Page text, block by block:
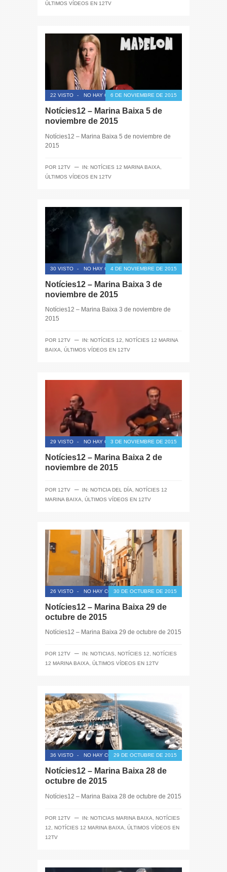
ÚLTIMOS VÍDEOS EN 12TV
22 VISTO - NO HAY COMENTARIOS
6 DE NOVIEMBRE DE 2015
Notícies12 – Marina Baixa 5 de
noviembre de 2015
Notícies12 – Marina Baixa 5 de noviembre de
2015
POR 12TV ─ IN: NOTÍCIES 12 MARINA BAIXA
ÚLTIMOS VÍDEOS EN 12TV
30 VISTO - NO HAY COMENTARIOS
4 DE NOVIEMBRE DE 2015
Notícies12 – Marina Baixa 3 de
noviembre de 2015
Notícies12 – Marina Baixa 3 de noviembre de
2015
POR 12TV ─ IN: NOTÍCIES 12
NOTÍCIES 12 MARINA
BAIXA
ÚLTIMOS VÍDEOS EN 12TV
29 VISTO - NO HAY COMENTARIOS
3 DE NOVIEMBRE DE 2015
Notícies12 – Marina Baixa 2 de
noviembre de 2015
POR 12TV ─ IN: NOTICIA DEL DÍA
NOTÍCIES 12
MARINA BAIXA
ÚLTIMOS VÍDEOS EN 12TV
26 VISTO - NO HAY COMENTARIOS30 DE OCTUBRE DE 2015
Notícies12 – Marina Baixa 29 de
octubre de 2015
Notícies12 – Marina Baixa 29 de octubre de 2015
POR 12TV ─ IN: NOTICIAS, NOTÍCIES 12, NOTÍCIES
12 MARINA BAIXA, ÚLTIMOS VÍDEOS EN 12TV
36 VISTO - NO HAY COMENTARIOS29 DE OCTUBRE DE 2015
Notícies12 – Marina Baixa 28 de
octubre de 2015
Notícies12 – Marina Baixa 28 de octubre de 2015
POR 12TV ─ IN: NOTICIAS MARINA BAIXA
NOTÍCIES
12
NOTÍCIES 12 MARINA BAIXA
ÚLTIMOS VÍDEOS EN
12TV